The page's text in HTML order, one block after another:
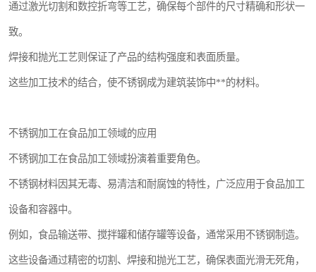
通过激光切割和数控折弯等工艺，确保每个部件的尺寸精确和形状一
致。
焊接和抛光工艺则保证了产品的结构强度和表面质量。
这些加工技术的结合，使不锈钢成为建筑装饰中**的材料。
不锈钢加工在食品加工领域的应用
不锈钢加工在食品加工领域扮演着重要角色。
不锈钢材料因其无毒、易清洁和耐腐蚀的特性，广泛应用于食品加工
设备和容器中。
例如，食品输送带、搅拌罐和储存罐等设备，通常采用不锈钢制造。
这些设备通过精密的切割、焊接和抛光工艺，确保表面光滑无死角，